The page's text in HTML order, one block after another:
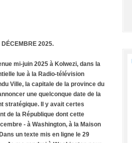
2025.
mi-juin 2025 à Kolwezi, dans la
lue à la Radio-télévision
Ville, la capitale de la province du
une quelconque date de la
stratégique. Il y avait certes
de la République dont cette
- à Washington, à la Maison
un texte mis en ligne le 29